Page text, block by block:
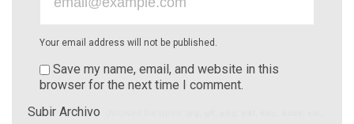
Your email address will not be published.
Save my name, email, and website in this
browser for the next time I comment.
Subir Archivo